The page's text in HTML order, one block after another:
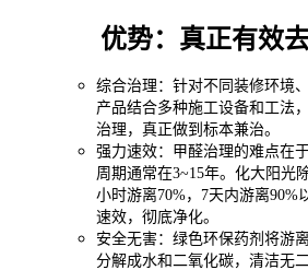
优势：真正有效
综合治理：针对不同装修环境
产品结合多种施工设备和工法
治理，真正做到标本兼治。
强力速效：甲醛治理的难点在
周期通常在3~15年。化大阳光
小时游离70%，7天内游离90%
速效，彻底净化。
安全无害： 绿色环保药剂将游
分解成水和二氧化碳，清洁无